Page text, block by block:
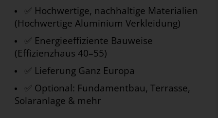
✅ Hochwertige, nachhaltige Materialien
(Hochwertige Aluminium Verkleidung)
✅ Energieeffiziente Bauweise
(Effizienzhaus 40–55)
✅ Lieferung Ganz Europa
✅ Optional: Fundamentbau, Terrasse,
Solaranlage & mehr